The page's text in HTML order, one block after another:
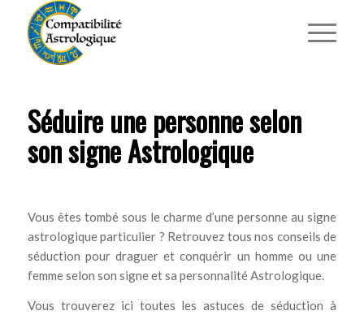
Séduire une personne selon
son signe Astrologique
Vous êtes tombé sous le charme d’une personne au signe
astrologique particulier ? Retrouvez tous nos conseils de
séduction pour draguer et conquérir un homme ou une
femme selon son signe et sa personnalité Astrologique.
Vous trouverez ici toutes les astuces de séduction à